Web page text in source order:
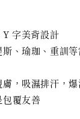
Y 字美背設計
、瑜珈、重訓
， 吸濕排汗，
覆友善